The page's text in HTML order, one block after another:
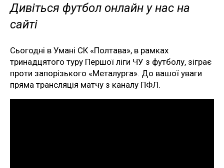
Дивіться футбол онлайн у нас на
сайті
Сьогодні в Умані СК «Полтава», в рамках
тринадцятого туру Першої ліги ЧУ з футболу, зіграє
проти запорізького «Металурга». До вашої уваги
пряма трансляція матчу з каналу ПФЛ.